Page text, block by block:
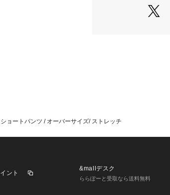
細すぎず、大きすぎず
衿ものと合わせればシ
ャツと合わせればラフ
す。予めご了承願いま
ョートパンツ / オーバーサイズ/ ストレッチ
ント
&mallデスク
ららぽーと受取なら送料無料